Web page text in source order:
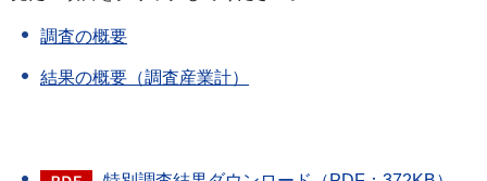
調査の概要
結果の概要（調査産業計）